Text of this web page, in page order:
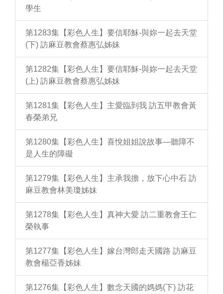
學生
第1283集【彩色人生】要信耶穌-與妳一起去天堂
(下) 訪麻豆教會蔡惠弘姊妹
第1282集【彩色人生】要信耶穌-與妳一起去天堂
(上) 訪麻豆教會蔡惠弘姊妹
第1281集【彩色人生】主愛臨到我 訪五甲教會黃
春榮弟兄
第1280集【彩色人生】喜悅姐姐說故事—聽障不
是人生的障礙
第1279集【彩色人生】主承我擔，放下心中石 訪
麻豆教會林美瓊姊妹
第1278集【彩色人生】真神大愛 訪二重教會王仁
榮執事
第1277集【彩色人生】嫁台灣郎走天國路 訪麻豆
教會楊亞香姊妹
第1276集【彩色人生】數念天國的媽媽(下) 訪花